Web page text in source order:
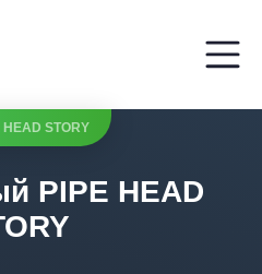
HEAD STORY
PIPE HEAD